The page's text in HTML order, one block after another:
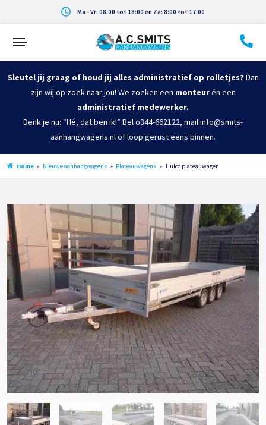
Ma - Vr: 08:00 tot 18:00 en Za: 8:00 tot 17:00
Sleutel jij graag of houd jij alles administratief op rolletjes? Dan
zijn wij op zoek naar jou! We zoeken een monteurén een
administratief medewerker.
Denk je nu: “Hé, dat ben ik!” Bel o344-662122, mail info@smits-
aanhangwagens.nl of loop gerust eens binnen.
Home » Nieuwe aanhangwagens » Plateauwagens » Hulco plateauwagen